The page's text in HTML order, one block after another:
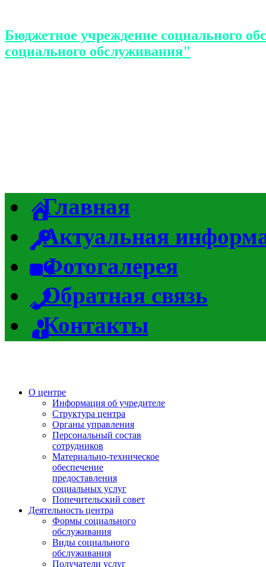
Бюджетное учреждение социального
социального обслуживания"
Главная
Актуальная
Фотогалерея
Обратная связь
Контакты
О центре
Информация об учредителе
Структура центра
Органы управления
Персональный состав
сотрудников
Материально-техническое
обеспечение
предоставления
социальных услуг
Попечительский совет
Деятельность центра
Формы социального
обслуживания
Виды социального
обслуживания
Получатели услуг